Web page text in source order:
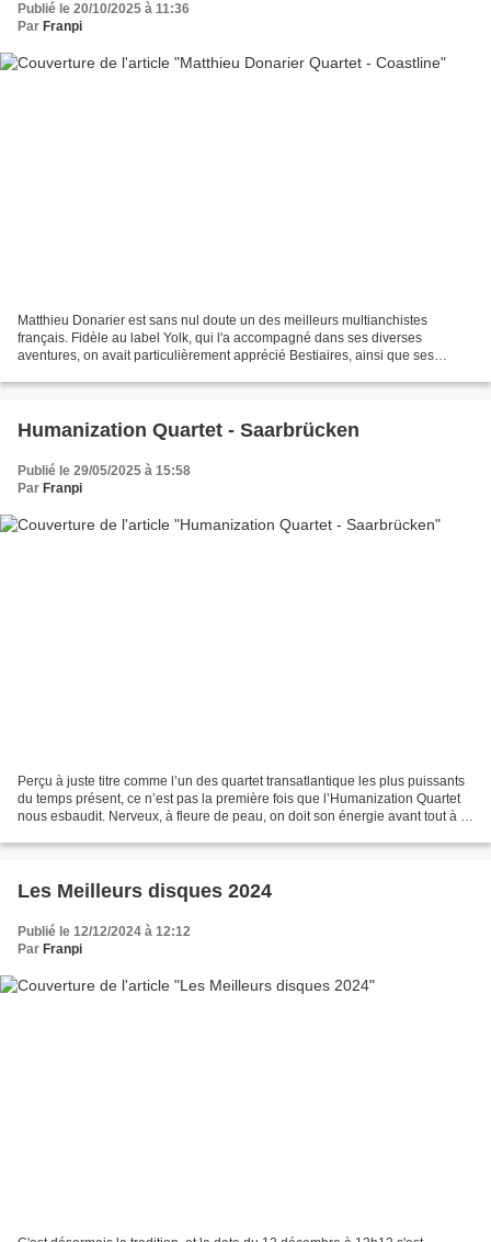
Publié le 20/10/2025 à 11:36
Par Franpi
Matthieu Donarier est sans nul doute un des meilleurs multianchistes
français. Fidèle au label Yolk, qui l'a accompagné dans ses diverses
aventures, on avait particulièrement apprécié Bestiaires, ainsi que ses
Humanization Quartet - Saarbrücken
Publié le 29/05/2025 à 15:58
Par Franpi
Perçu à juste titre comme l’un des quartet transatlantique les plus puissants
du temps présent, ce n’est pas la première fois que l’Humanization Quartet
nous esbaudit. Nerveux, à fleure de peau, on doit son énergie avant tout à la
Les Meilleurs disques 2024
Publié le 12/12/2024 à 12:12
Par Franpi